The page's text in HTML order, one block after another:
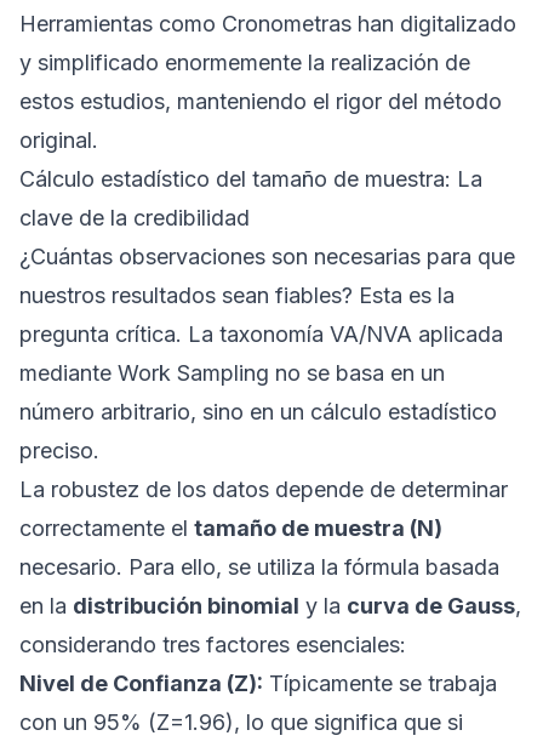
Herramientas como Cronometras han digitalizado
y simplificado enormemente la realización de
estos estudios, manteniendo el rigor del método
original.
Cálculo estadístico del tamaño de muestra: La
clave de la credibilidad
¿Cuántas observaciones son necesarias para que
nuestros resultados sean fiables? Esta es la
pregunta crítica. La taxonomía VA/NVA aplicada
mediante Work Sampling no se basa en un
número arbitrario, sino en un cálculo estadístico
preciso.
La robustez de los datos depende de determinar
correctamente el tamaño de muestra (N)
necesario. Para ello, se utiliza la fórmula basada
en la distribución binomial y la curva de Gauss,
considerando tres factores esenciales:
Nivel de Confianza (Z): Típicamente se trabaja
con un 95% (Z=1.96), lo que significa que si